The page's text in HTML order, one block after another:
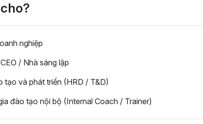
nghiệp
/ Nhà sáng lập
tạo và phát triển (HRD / T&D)
đào tạo nội bộ (Internal Coach / Trainer)